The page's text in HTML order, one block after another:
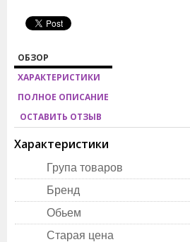
ОБЗОР
ХАРАКТЕРИСТИКИ
ПОЛНОЕ ОПИСАНИЕ
ОСТАВИТЬ ОТЗЫВ
Характеристики
Група товаров
Бренд
Обьем
Старая цена